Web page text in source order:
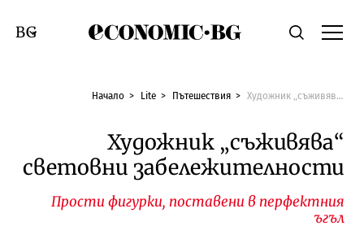
Economic.bgТърсене
Смяна на език
Начало Lite Пътешествия Художник „съживява“ световни забележителности
Художник „съживява“
световни забележителности
Прости фигурки, поставени в перфектния
ъгъл